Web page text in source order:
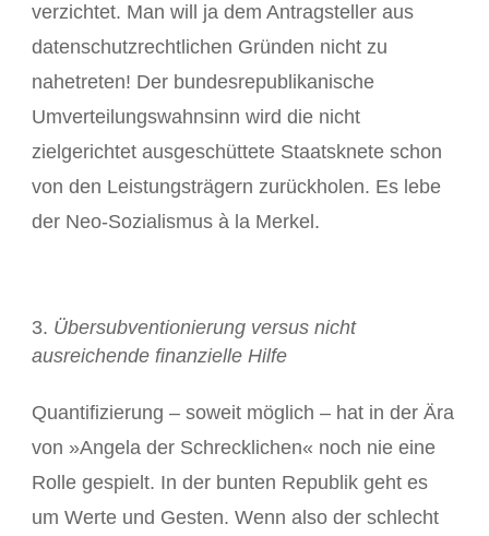
verzichtet. Man will ja dem Antragsteller aus
datenschutzrechtlichen Gründen nicht zu
nahetreten! Der bundesrepublikanische
Umverteilungswahnsinn wird die nicht
zielgerichtet ausgeschüttete Staatsknete schon
von den Leistungsträgern zurückholen. Es lebe
der Neo-Sozialismus à la Merkel.
Übersubventionierung versus nicht
ausreichende finanzielle Hilfe
Quantifizierung – soweit möglich – hat in der Ära
von »Angela der Schrecklichen« noch nie eine
Rolle gespielt. In der bunten Republik geht es
um Werte und Gesten. Wenn also der schlecht